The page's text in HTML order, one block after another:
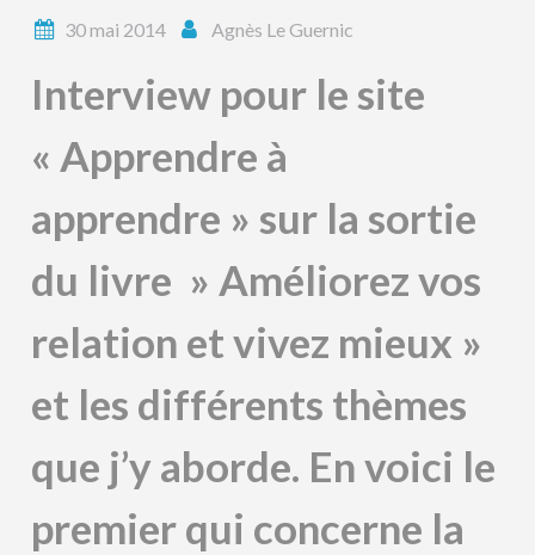
30 mai 2014 Agnès Le Guernic
Interview pour le site
« Apprendre à
apprendre » sur la sortie
du livre » Améliorez vos
relation et vivez mieux »
et les différents thèmes
que j’y aborde. En voici le
premier qui concerne la